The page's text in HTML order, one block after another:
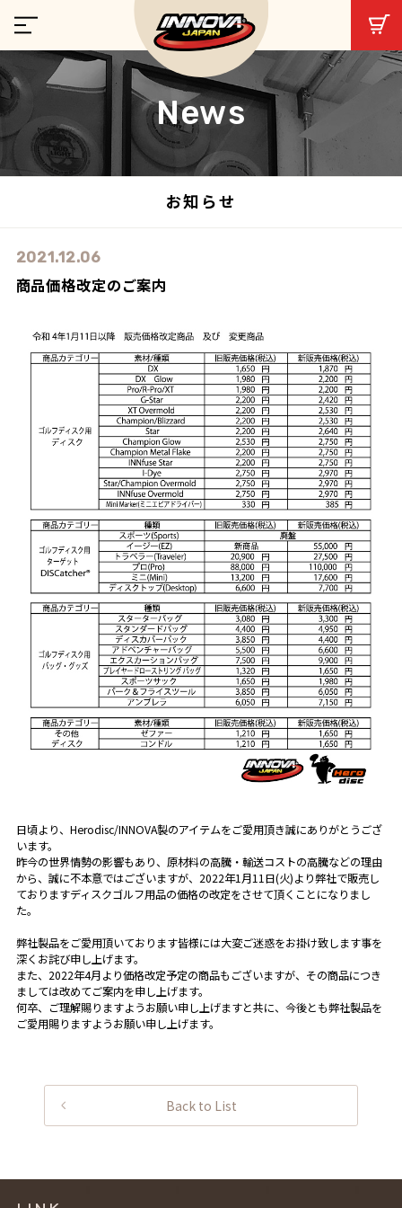
News
お知らせ
2021.12.06
商品価格改定のご案内
日頃より、Herodisc/INNOVA製のアイテムをご愛用頂き誠にありがとうござ
います。
昨今の世界情勢の影響もあり、原材料の高騰・輸送コストの高騰などの理由
から、誠に不本意ではございますが、2022年1月11日(火)より弊社で販売し
ておりますディスクゴルフ用品の価格の改定をさせて頂くことになりまし
た。
弊社製品をご愛用頂いております皆様には大変ご迷惑をお掛け致します事を
深くお詫び申し上げます。
また、2022年4月より価格改定予定の商品もございますが、その商品につき
ましては改めてご案内を申し上げます。
何卒、ご理解賜りますようお願い申し上げますと共に、今後とも弊社製品を
ご愛用賜りますようお願い申し上げます。
Back to List